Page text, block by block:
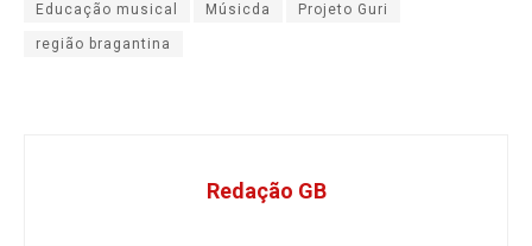
Educação musical Músicda Projeto Guri
região bragantina
Redação GB